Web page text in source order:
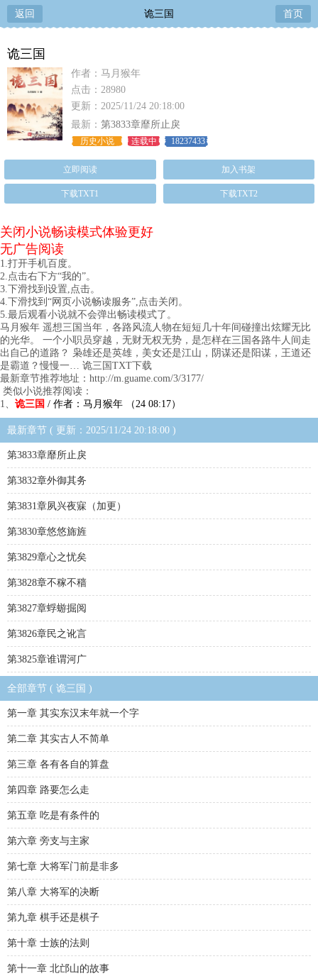
返回 诡三国 首页
诡三国
作者：马月猴年
点击：28980
更新：2025/11/24 20:18:00
最新： 第3833章靡所止戾
历史小说 连载中 18237433
立即阅读 加入书架
下载TXT1 下载TXT2
关闭小说畅读模式体验更好
无广告阅读
1.打开手机百度。
2.点击右下方“我的”。
3.下滑找到设置,点击。
4.下滑找到“网页小说畅读服务”,点击关闭。
5.最后观看小说就不会弹出畅读模式了。
马月猴年 遥想三国当年，各路风流人物在短短几十年间碰撞出炫耀无比
的光华。 一个小职员穿越，无财无权无势，是怎样在三国各路牛人间走
出自己的道路？ 枭雄还是英雄，美女还是江山，阴谋还是阳谋，王道还
是霸道？慢慢一… 诡三国TXT下载
最新章节推荐地址：http://m.guame.com/3/3177/
类似小说推荐阅读：
1、 诡三国 / 作者：马月猴年 （24 08:17）
最新章节 ( 更新：2025/11/24 20:18:00 )
第3833章靡所止戾
第3832章外御其务
第3831章夙兴夜寐（加更）
第3830章悠悠旆旌
第3829章心之忧矣
第3828章不稼不穑
第3827章蜉蝣掘阅
第3826章民之讹言
第3825章谁谓河广
全部章节 ( 诡三国 )
第一章 其实东汉末年就一个字
第二章 其实古人不简单
第三章 各有各自的算盘
第四章 路要怎么走
第五章 吃是有条件的
第六章 旁支与主家
第七章 大将军门前是非多
第八章 大将军的决断
第九章 棋手还是棋子
第十章 士族的法则
第十一章 北邙山的故事